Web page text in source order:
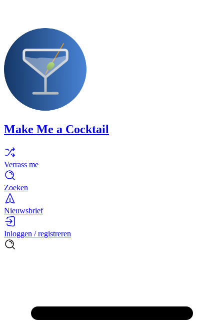
Make Me a Cocktail
Verrass me
Zoeken
Nieuwsbrief
Inloggen / registreren